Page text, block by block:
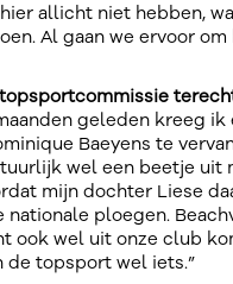
allicht niet hebben,
Al gaan we ervoor
geleden kreeg
Baeyens te
wel een beetje uit
mijn dochter Liese
ploegen.
ook wel uit onze club
de topsport wel iets.”